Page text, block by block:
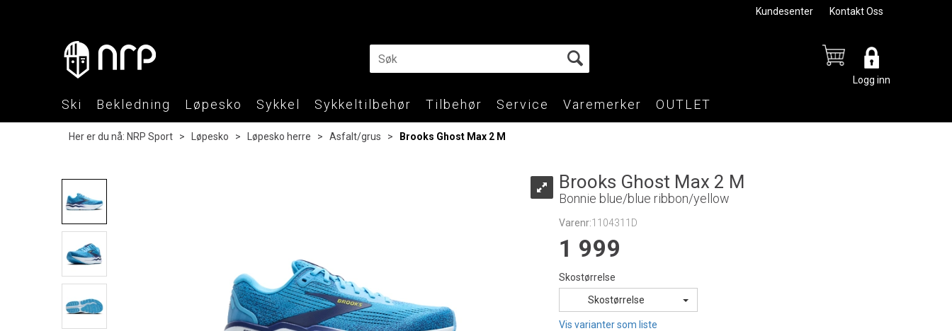
Kundesenter Kontakt Oss
Logg inn
Ski Bekledning Løpesko Sykkel Sykkeltilbehør Tilbehør Service Varemerker OUTLET
Her er du nå: NRP Sport > Løpesko > Løpesko herre > Asfalt/grus > Brooks Ghost Max 2 M
Brooks Ghost Max 2 M
Bonnie blue/blue ribbon/yellow
Varenr:1104311D
1 999
Skostørrelse
Skostørrelse
Vis varianter som liste